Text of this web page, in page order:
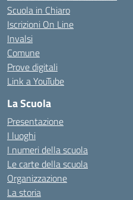
Scuola in Chiaro
Iscrizioni On Line
Invalsi
Comune
Prove digitali
Link a YouTube
La Scuola
Presentazione
I luoghi
I numeri della scuola
Le carte della scuola
Organizzazione
La storia